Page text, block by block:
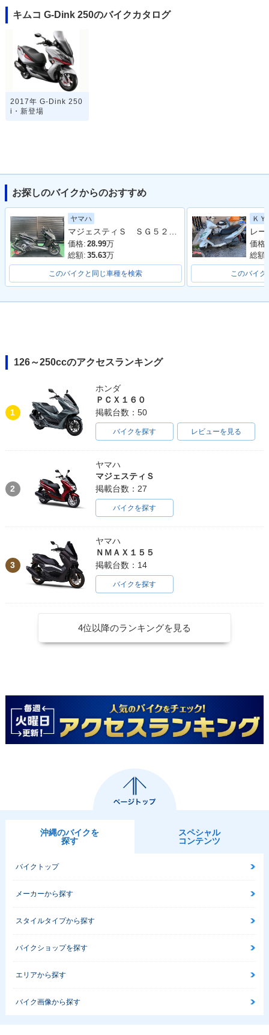
キムコ G-Dink 250のバイクカタログ
2017年 G-Dink 250
i・新登場
お探しのバイクからのおすすめ
ヤマハ
価格: 28.99万
総額: 35.63万
このバイクと同じ車種を検索
ＫＹ
価格:
総額:
このバイク
126～250ccのアクセスランキング
1
ホンダ
ＰＣＸ１６０
掲載台数：50
バイクを探す レビューを見る
2
ヤマハ
マジェスティＳ
掲載台数：27
バイクを探す
3
ヤマハ
ＮＭＡＸ１５５
掲載台数：14
バイクを探す
4位以降のランキングを見る
沖縄のバイクを
探す
スペシャル
コンテンツ
バイクトップ
メーカーから探す
スタイルタイプから探す
バイクショップを探す
エリアから探す
バイク画像から探す